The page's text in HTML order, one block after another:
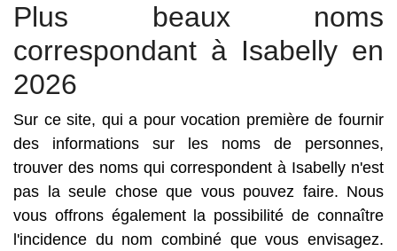
Plus beaux noms
correspondant à Isabelly en
2026
Sur ce site, qui a pour vocation première de fournir
des informations sur les noms de personnes,
trouver des noms qui correspondent à Isabelly n'est
pas la seule chose que vous pouvez faire. Nous
vous offrons également la possibilité de connaître
l'incidence du nom combiné que vous envisagez.